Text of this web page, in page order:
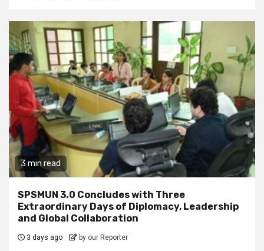
3 min read
SPSMUN 3.0 Concludes with Three
Extraordinary Days of Diplomacy, Leadership
and Global Collaboration
3 days ago by our Reporter